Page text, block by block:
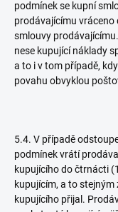
podmínek se kupní
prodávajícímu
smlouvy
nese kupující náklady
a to i v tom případě,
povahu obvyklou
5.4. V případě
podmínek vrátí
kupujícího do čtrnácti
kupujícím, a to stejným
kupujícího přijal.